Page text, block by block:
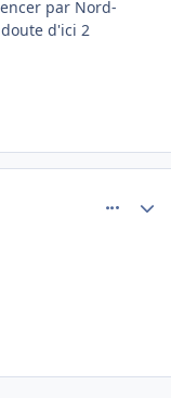
par Nord-
d'ici 2